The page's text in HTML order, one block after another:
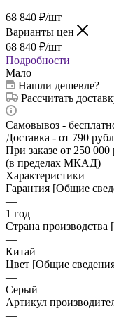
68 840 ₽/шт
Варианты цен
68 840 ₽/шт
Подробности
Мало
Нашли дешевле?
Рассчитать
Самовывоз -
Доставка - от 790
При заказе от 250
(в пределах МКАД)
Характеристики
Гарантия [Общие
—
1 год
Страна
—
Китай
Цвет [Общие
—
Серый
Артикул
—